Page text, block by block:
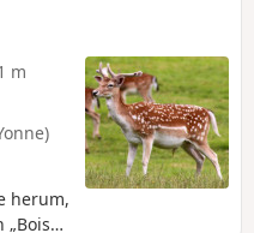
m
herum,